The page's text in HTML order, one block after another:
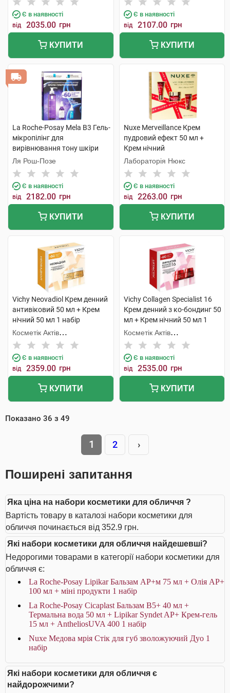
Є в наявності
від 2035.00 грн
КУПИТИ
Є в наявності
від 2107.00 грн
КУПИТИ
La Roche-Posay Mela B3 Гель-
мікропілінг для
вирівнювання тону шкіри
обличчя 200 мл + Сироватка
концентрат 30 мл +
подарунок 1 набір
Ля Рош-Позе
Є в наявності
від 2182.00 грн
КУПИТИ
Nuxe Merveillance Крем
пудровий ефект 50 мл +
Крем нічний
концентрований 15 мл +
Крем для контуру очей 15 мл
1 набір
Лабораторія Нюкс
Є в наявності
від 2263.00 грн
КУПИТИ
Vichy Neovadiol Крем денний
антивіковий 50 мл + Крем
нічний 50 мл 1 набір
Косметік Актів
Інтернаціональ
Є в наявності
від 2359.00 грн
КУПИТИ
Vichy Collagen Specialist 16
Крем денний з ко-бондинг 50
мл + Крем нічний 50 мл 1
набір
Косметік Актів
Інтернаціональ
Є в наявності
від 2535.00 грн
КУПИТИ
Показано 36 з 49
1 2 ›
Поширені запитання
Яка ціна на набори косметики для обличчя ?
Вартість товару в каталозі набори косметики для
обличчя починається від 352.9 грн.
Які набори косметики для обличчя найдешевші?
Недорогими товарами в категорії набори косметики для
обличчя є:
La Roche-Posay Lipikar Бальзам AP+м 75 мл + Олія AP+
100 мл + міні продукти 1 набір
La Roche-Posay Cicaplast Бальзам B5+ 40 мл +
Термальна вода 50 мл + Lipikar Syndet AP+ Крем-гель
15 мл + AntheliosUVA 400 1 набір
Nuxe Медова мрія Стік для губ зволожуючий Дуо 1
набір
Які набори косметики для обличчя є
найдорожчими?